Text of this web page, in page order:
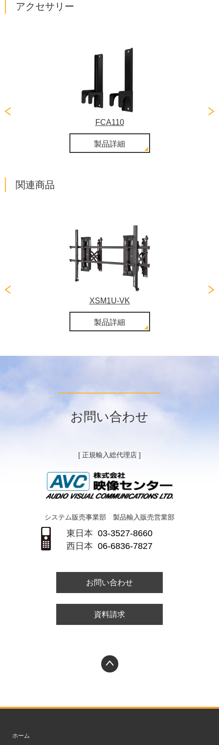
アクセサリー
FCA110
製品詳細
関連商品
XSM1U-VK
製品詳細
お問い合わせ
[ 正規輸入総代理店 ]
システム販売事業部 製品輸入販売営業部
東日本 03-3527-8660
西日本 06-6836-7827
お問い合わせ
資料請求
ホーム